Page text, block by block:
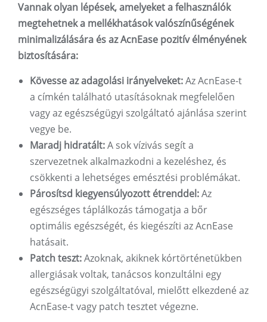
Vannak olyan lépések, amelyeket a felhasználók
megtehetnek a mellékhatások valószínűségének
minimalizálására és az AcnEase pozitív élményének
biztosítására:
Kövesse az adagolási irányelveket:Az AcnEase-t
a címkén található utasításoknak megfelelően
vagy az egészségügyi szolgáltató ajánlása szerint
vegye be.
Maradj hidratált:A sok vízivás segít a
szervezetnek alkalmazkodni a kezeléshez, és
csökkenti a lehetséges emésztési problémákat.
Párosítsd kiegyensúlyozott étrenddel:Az
egészséges táplálkozás támogatja a bőr
optimális egészségét, és kiegészíti az AcnEase
hatásait.
Patch teszt:Azoknak, akiknek kórtörténetükben
allergiásak voltak, tanácsos konzultálni egy
egészségügyi szolgáltatóval, mielőtt elkezdené az
AcnEase-t vagy patch tesztet végezne.